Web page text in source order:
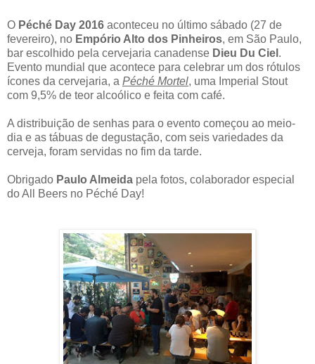
O Péché Day 2016 aconteceu no último sábado (27 de
fevereiro), no Empório Alto dos Pinheiros, em São Paulo,
bar escolhido pela cervejaria canadense Dieu Du Ciel .
Evento mundial que acontece para celebrar um dos rótulos
ícones da cervejaria, a Péché Mortel, uma Imperial Stout
com 9,5% de teor alcoólico e feita com café.
A distribuição de senhas para o evento começou ao meio-
dia e as tábuas de degustação, com seis variedades da
cerveja, foram servidas no fim da tarde.
Obrigado Paulo Almeida pela fotos, colaborador especial
do All Beers no Péché Day!